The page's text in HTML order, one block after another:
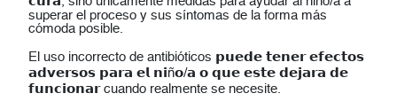
superar el proceso y sus síntomas de la forma más
cómoda posible.
El uso incorrecto de antibióticos 𝗽𝘂𝗲𝗱𝗲 𝘁𝗲𝗻𝗲𝗿 𝗲𝗳𝗲𝗰𝘁𝗼𝘀
𝗮𝗱𝘃𝗲𝗿𝘀𝗼𝘀 𝗽𝗮𝗿𝗮 𝗲𝗹 𝗻𝗶ñ𝗼/𝗮 𝗼 𝗾𝘂𝗲 𝗲𝘀𝘁𝗲 𝗱𝗲𝗷𝗮𝗿𝗮 𝗱𝗲
𝗳𝘂𝗻𝗰𝗶𝗼𝗻𝗮𝗿 cuando realmente se necesite.